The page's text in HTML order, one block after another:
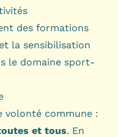
des formations
la sensibilisation
le domaine sport-
volonté commune :
et tous. En